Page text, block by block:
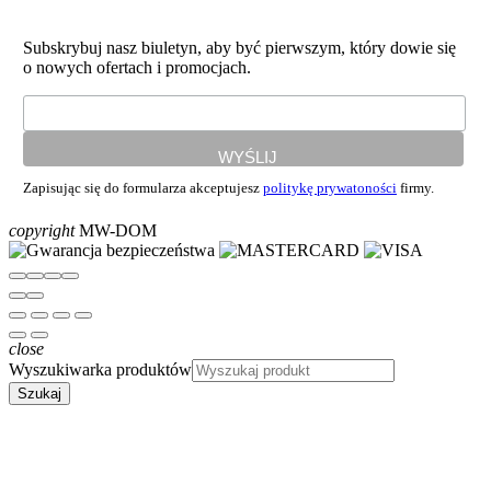
Subskrybuj nasz biuletyn, aby być pierwszym, który dowie się
o nowych ofertach i promocjach.
Zapisując się do formularza akceptujesz politykę prywatoności firmy.
copyrightMW-DOM
close
Wyszukiwarka produktów
Szukaj